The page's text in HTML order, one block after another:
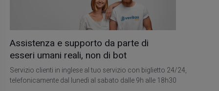
Assistenza e supporto da parte di
esseri umani reali, non di bot
Servizio clienti in inglese al tuo servizio con biglietto 24/24,
telefonicamente dal lunedì al sabato dalle 9h alle 18h30